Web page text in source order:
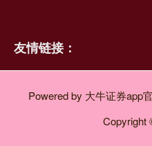
友情链接：
Powered by 大牛证券app
Copyright